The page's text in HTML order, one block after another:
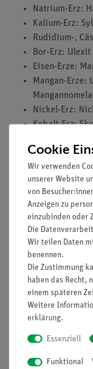
Natrium-Erz:
Kalium-Erz:
Rudidium-,
Bor-Erz: Ulexit
Eisen-Erze:
Mangan-
Nickel-Erz:
Kobalt-Erz:
Vanadium-
Titan-Erz:
Molybdän-
Wolfram-Erze:
Zirkonium-Erz:
Kupfer-Erze:
Blei-Erze:
Zink-Erz:
Zinn-Erze:
Quecksilber-
Antimon-Erz:
Silizium-Erze:
Ausstattung und
Format der
Cookie
Wir verwenden
unserer Website
von
Anzeigen zu
einzubinden oder
Die
Wir teilen Daten
benennen.
Die Zustimmung
haben das Recht,
einem späteren
Weitere
erklärung.
Essenziell
Funktional